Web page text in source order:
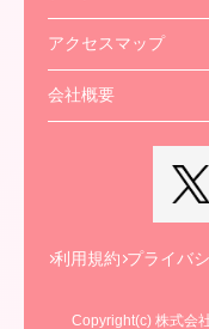
アクセスマップ
会社概要
利用規約 プライバ
Copyright(c) 株式会